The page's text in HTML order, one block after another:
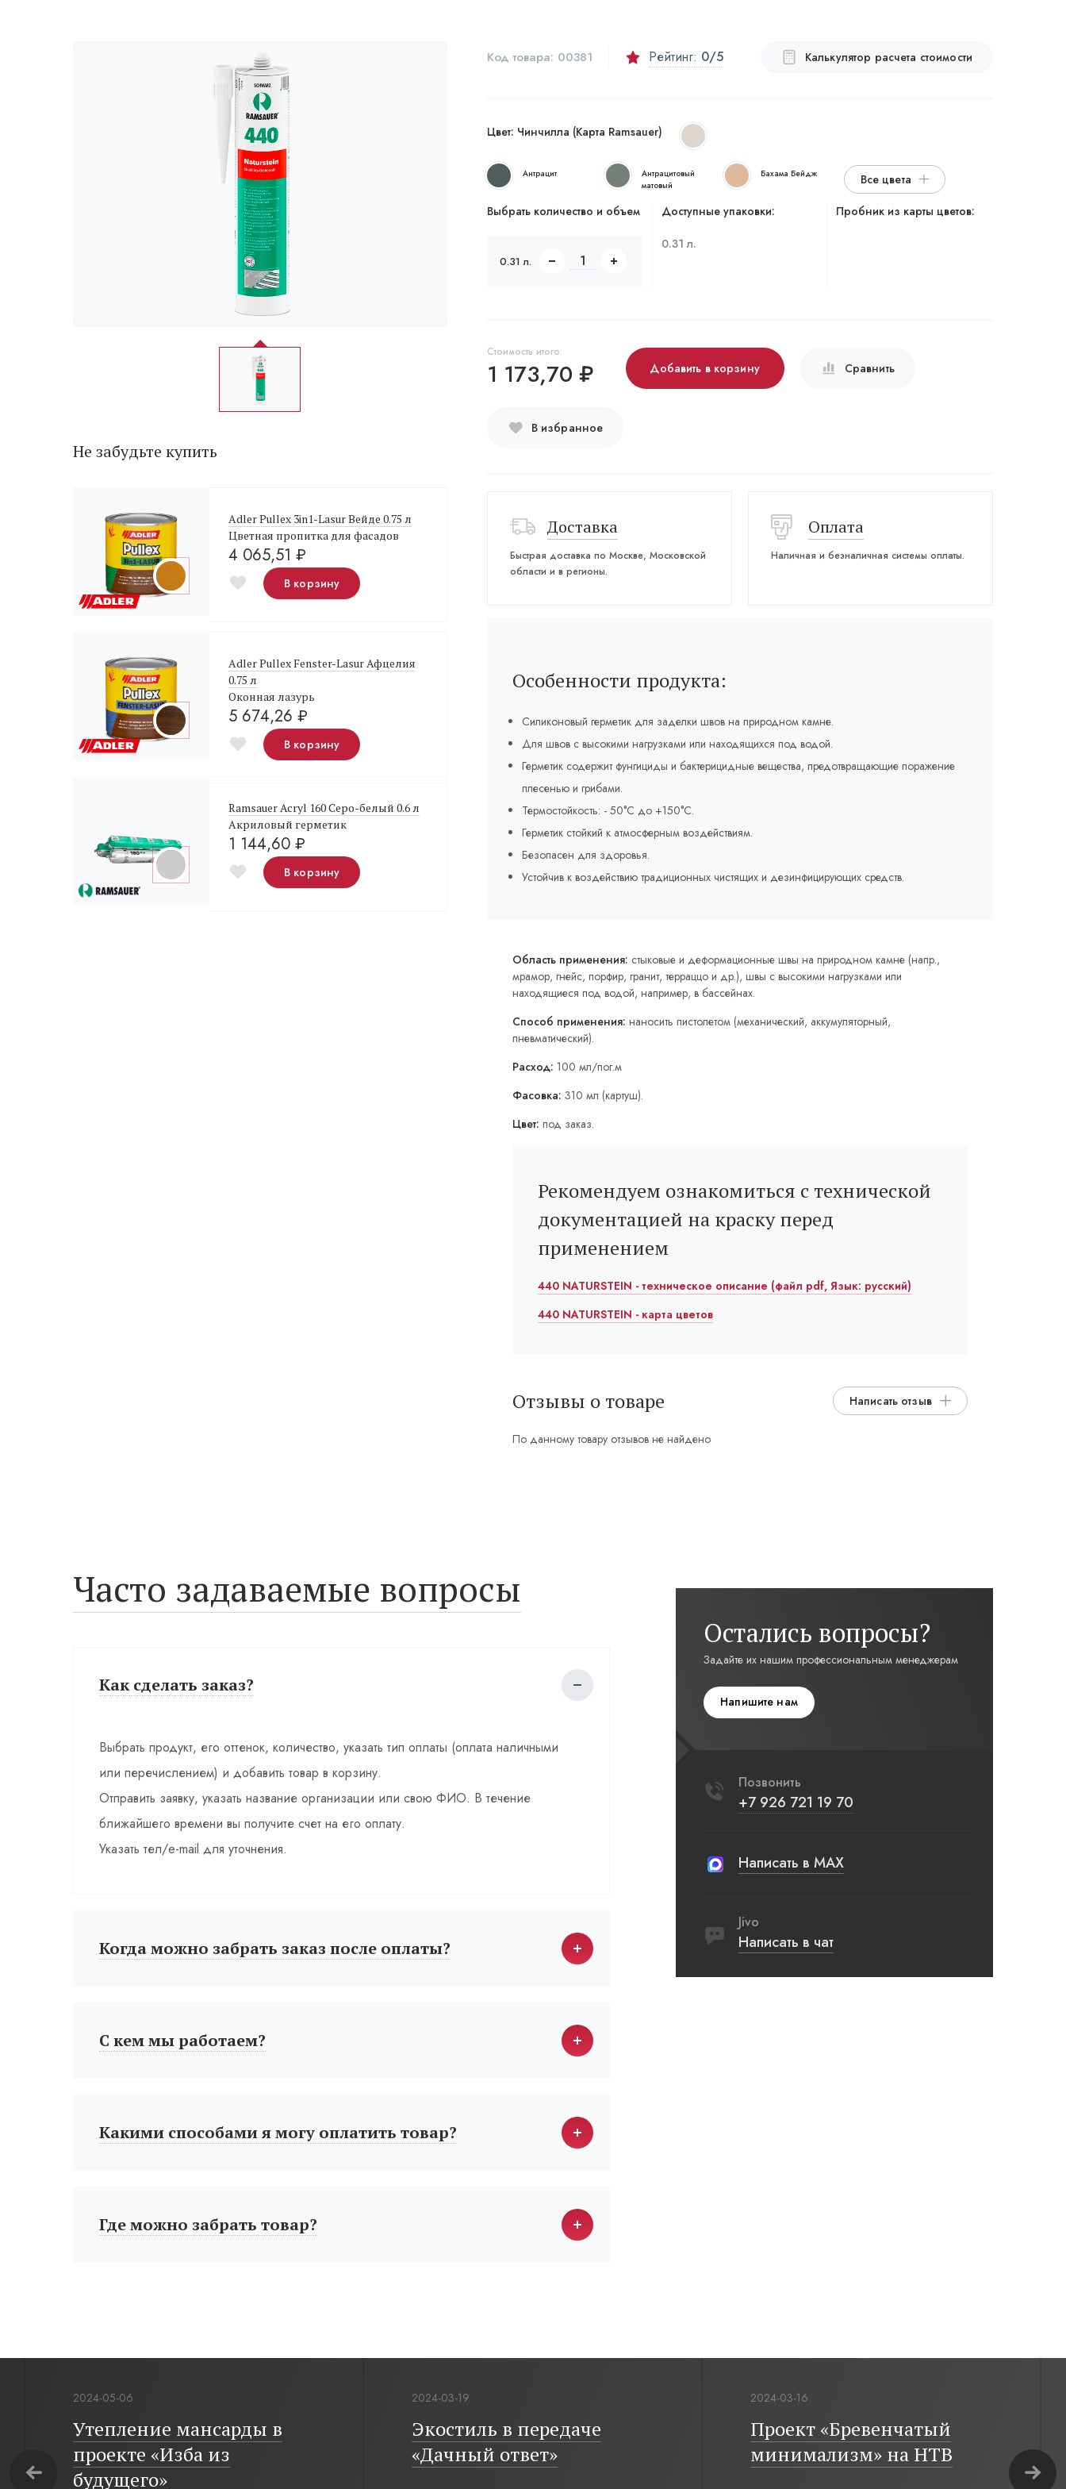
Не забудьте купить
Adler Pullex 3in1-Lasur Вейде 0.75 л
Цветная пропитка для фасадов
4 065,51 ₽
В корзину
Adler Pullex Fenster-Lasur Афцелия
0.75 л
Оконная лазурь
5 674,26 ₽
В корзину
Ramsauer Acryl 160 Серо-белый 0.6 л
Акриловый герметик
1 144,60 ₽
В корзину
Код товара: 00381 Рейтинг: 0/5 Калькулятор расчета стоимости
Цвет: Чинчилла (Карта Ramsauer)
Антрацит
Антрацитовый
матовый
Бахама Бейдж
Все цвета
Выбрать количество и объем
0.31 л.
Доступные упаковки:
0.31 л.
Пробник из карты цветов:
Стоимость итого:
1 173,70 ₽ Добавить в корзину Сравнить
В избранное
Доставка
Быстрая доставка по Москве, Московской
области и в регионы.
Оплата
Наличная и безналичная системы оплаты.
Особенности продукта:
Силиконовый герметик для заделки швов на природном камне.
Для швов с высокими нагрузками или находящихся под водой.
Герметик содержит фунгициды и бактерицидные вещества, предотвращающие поражение
плесенью и грибами.
Термостойкость: - 50°C до +150°C.
Герметик стойкий к атмосферным воздействиям.
Безопасен для здоровья.
Устойчив к воздействию традиционных чистящих и дезинфицирующих средств.
Область применения: стыковые и деформационные швы на природном камне (напр.,
мрамор, гнейс, порфир, гранит, терраццо и др.), швы с высокими нагрузками или
находящиеся под водой, например, в бассейнах.
Способ применения: наносить пистолетом (механический, аккумуляторный,
пневматический).
Расход: 100 мл/пог.м
Фасовка: 310 мл (картуш).
Цвет: под заказ.
Рекомендуем ознакомиться с технической
документацией на краску перед
применением
440 NATURSTEIN - техническое описание (файл pdf, Язык: русский)
440 NATURSTEIN - карта цветов
Отзывы о товаре Написать отзыв
По данному товару отзывов не найдено
Часто задаваемые вопросы
Как сделать заказ?
Выбрать продукт, его оттенок, количество, указать тип оплаты (оплата наличными
или перечислением) и добавить товар в корзину.
Отправить заявку, указать название организации или свою ФИО. В течение
ближайшего времени вы получите счет на его оплату.
Указать тел/e-mail для уточнения.
Когда можно забрать заказ после оплаты?
С кем мы работаем?
Какими способами я могу оплатить товар?
Где можно забрать товар?
Остались вопросы?
Задайте их нашим профессиональным менеджерам
Напишите нам
Позвонить
+7 926 721 19 70
Написать в MAX
Jivo
Написать в чат
2024-05-06
Утепление мансарды в
проекте «Изба из
будущего»
2024-03-19
Экостиль в передаче
«Дачный ответ»
2024-03-16
Проект «Бревенчатый
минимализм» на НТВ